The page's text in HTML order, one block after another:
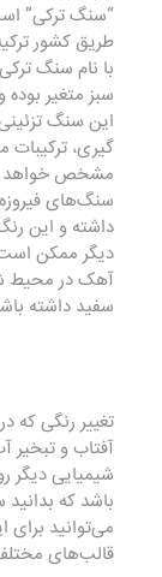
“سنگ ترکی”
طریق کشور
با نام سنگ
سبز متغیر
این سنگ
گیری،
مشخص خواهد
سنگ‌های
داشته و این
دیگر ممکن
آهک در محیط
سفید داشته
تغییر رنگی که
آفتاب و
شیمیایی دیگر
باشد که
می‌توانید
قالب‌های